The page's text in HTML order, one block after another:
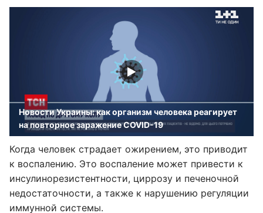
Новости Украины: как организм человека реагирует
на повторное заражение COVID-19
Когда человек страдает ожирением, это приводит
к воспалению. Это воспаление может привести к
инсулинорезистентности, циррозу и печеночной
недостаточности, а также к нарушению регуляции
иммунной системы.